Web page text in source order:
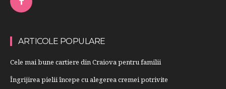
ARTICOLE POPULARE
Cele mai bune cartiere din Craiova pentru familii
Îngrijirea pielii începe cu alegerea cremei potrivite